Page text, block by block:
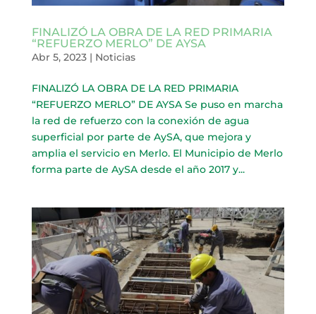
FINALIZÓ LA OBRA DE LA RED PRIMARIA
“REFUERZO MERLO” DE AYSA
Abr 5, 2023| Noticias
FINALIZÓ LA OBRA DE LA RED PRIMARIA
“REFUERZO MERLO” DE AYSA Se puso en marcha
la red de refuerzo con la conexión de agua
superficial por parte de AySA, que mejora y
amplia el servicio en Merlo. El Municipio de Merlo
forma parte de AySA desde el año 2017 y...